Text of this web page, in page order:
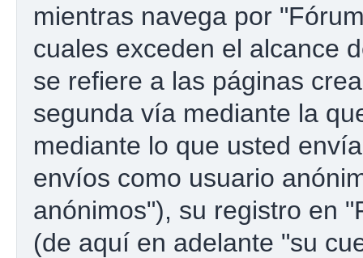
mientras navega por
cuales exceden el alcance
se refiere a las páginas
segunda vía mediante la
mediante lo que usted
envíos como usuario
anónimos"), su registro en
(de aquí en adelante "su